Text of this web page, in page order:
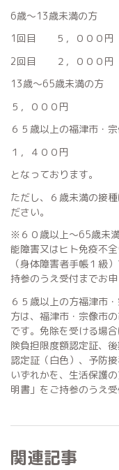
6歳～13歳未満の方
1回目 ５，０００円
2回目 ２，０００円
13歳～65歳未満の方
５，０００円
６５歳以上の福津市・
１，４００円
となっております。
ただし、６歳未満の接
ださい。
※６０歳以上～65歳未
能障害又はヒト免疫不
（身体障害者手帳１級
持参のうえ受付までお申
６５歳以上の方福津市
方は、福津市・宗像市
です。免除を受ける場
険負担限度額認定証、
認定証（白色）、予防
いずれかを、生活保護
明書」をご持参のうえ
関連記事